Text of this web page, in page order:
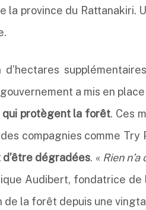
la province du Rattanakiri.
a mis en place
qui protègent la forêt. Ces
compagnies comme Try
dégradées. « Rien
Audibert, fondatrice de
la forêt depuis une